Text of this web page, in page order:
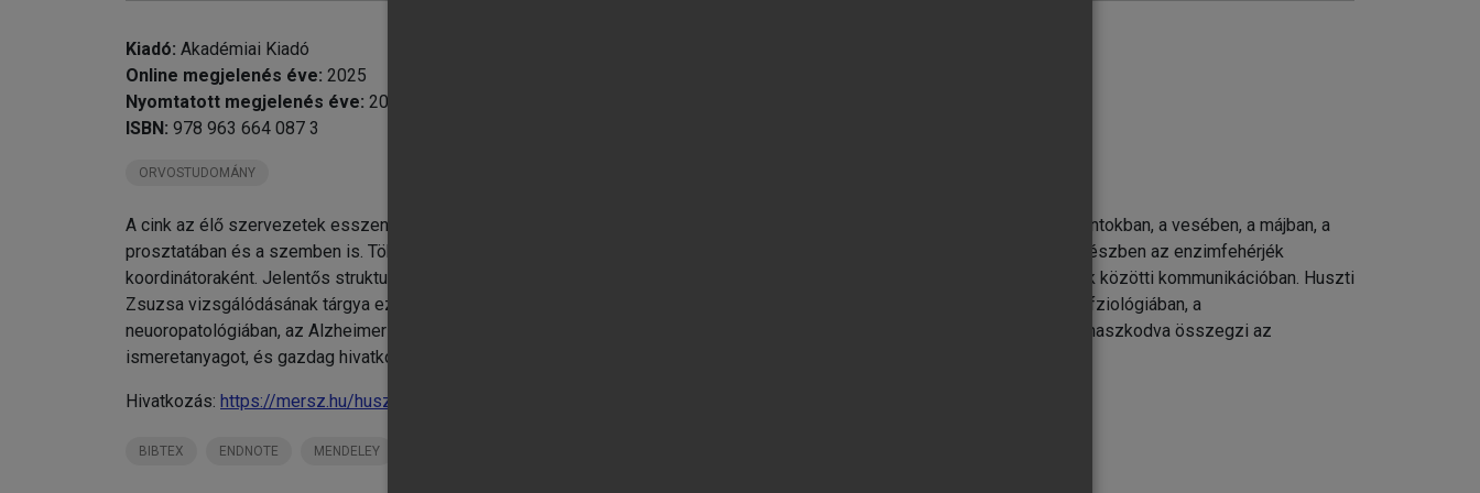
Kiadó: Akadémiai Kiadó
Online megjelenés éve: 2025
Nyomtatott megjelenés éve: 2025
ISBN: 978 963 664 087 3
ORVOSTUDOMÁNY
A cink az élő szervezetek esszenciális mikroeleme. Nagy mennyiségben megtalálható az emberi agyban, az izmokban, a csontokban, a vesében, a májban, a
prosztatában és a szemben is. Több száz enzim működésében vesz részt – részben közvetlenül a katalitikus reakciókban, részben az enzimfehérjék
koordinátoraként. Jelentős strukturális funkciót tölt be számos transzkripciós faktor szerkezetének kialakításában és a sejtek közötti kommunikációban. Huszti
Zsuzsa vizsgálódásának tárgya ezúttal az agy. A kötet külön fejezetekben tárgyalja a cink szerepét az idegsejtekben, a neurofziológiában, a
neuoropatológiában, az Alzheimer-kórban (a betegség terápiájában), a memóriában. A szerző széles szakirodalmi bázisra támaszkodva összegzi az
ismeretanyagot, és gazdag hivatkozási listával látja el a fejezeteket.
Hivatkozás: https://mersz.hu/huszti-cink-az-agyban//
BIBTEX ENDNOTE MENDELEY